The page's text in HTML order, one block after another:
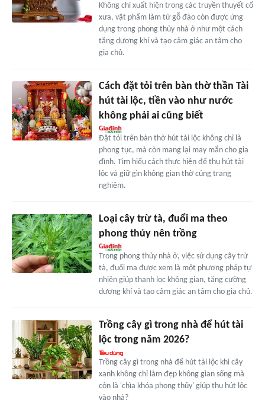
Không chỉ xuất hiện trong các truyền thuyết cổ
xưa, vật phẩm làm từ gỗ đào còn được ứng
dụng trong phong thủy nhà ở như một cách
tăng dương khí và tạo cảm giác an tâm cho
gia chủ.
Cách đặt tỏi trên bàn thờ thần Tài
hút tài lộc, tiền vào như nước
không phải ai cũng biết
Đặt tỏi trên bàn thờ hút tài lộc không chỉ là
phong tục, mà còn mang lại may mắn cho gia
đình. Tìm hiểu cách thực hiện để thu hút tài
lộc và giữ gìn không gian thờ cúng trang
nghiêm.
Loại cây trừ tà, đuổi ma theo
phong thủy nên trồng
Trong phong thủy nhà ở, việc sử dụng cây trừ
tà, đuổi ma được xem là một phương pháp tự
nhiên giúp thanh lọc không gian, tăng cường
dương khí và tạo cảm giác an tâm cho gia chủ.
Trồng cây gì trong nhà để hút tài
lộc trong năm 2026?
Trồng cây gì trong nhà để hút tài lộc khi cây
xanh không chỉ làm đẹp không gian sống mà
còn là 'chìa khóa phong thủy' giúp thu hút lộc
vào nhà?